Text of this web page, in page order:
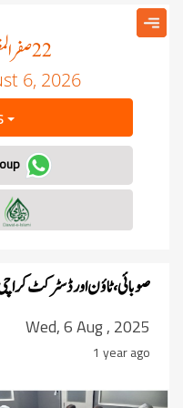
22صفر
6, 2026
Join Whatsapp Group
صوبائی، ٹاؤن اور ڈسٹرکٹ
Wed, 6 Aug , 2025
1 year ago